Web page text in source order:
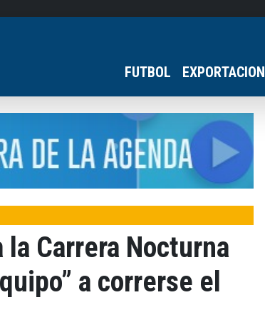
FUTBOL EXPORTACION
Carrera Nocturna
a correrse el